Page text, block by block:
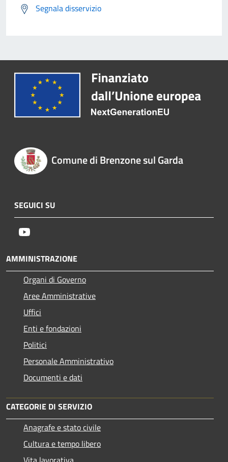
Segnala disservizio
Comune di Brenzone sul Garda
SEGUICI SU
AMMINISTRAZIONE
Organi di Governo
Aree Amministrative
Uffici
Enti e fondazioni
Politici
Personale Amministrativo
Documenti e dati
CATEGORIE DI SERVIZIO
Anagrafe e stato civile
Cultura e tempo libero